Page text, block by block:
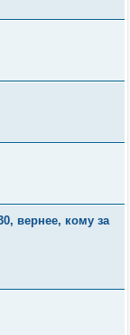
вернее, кому за